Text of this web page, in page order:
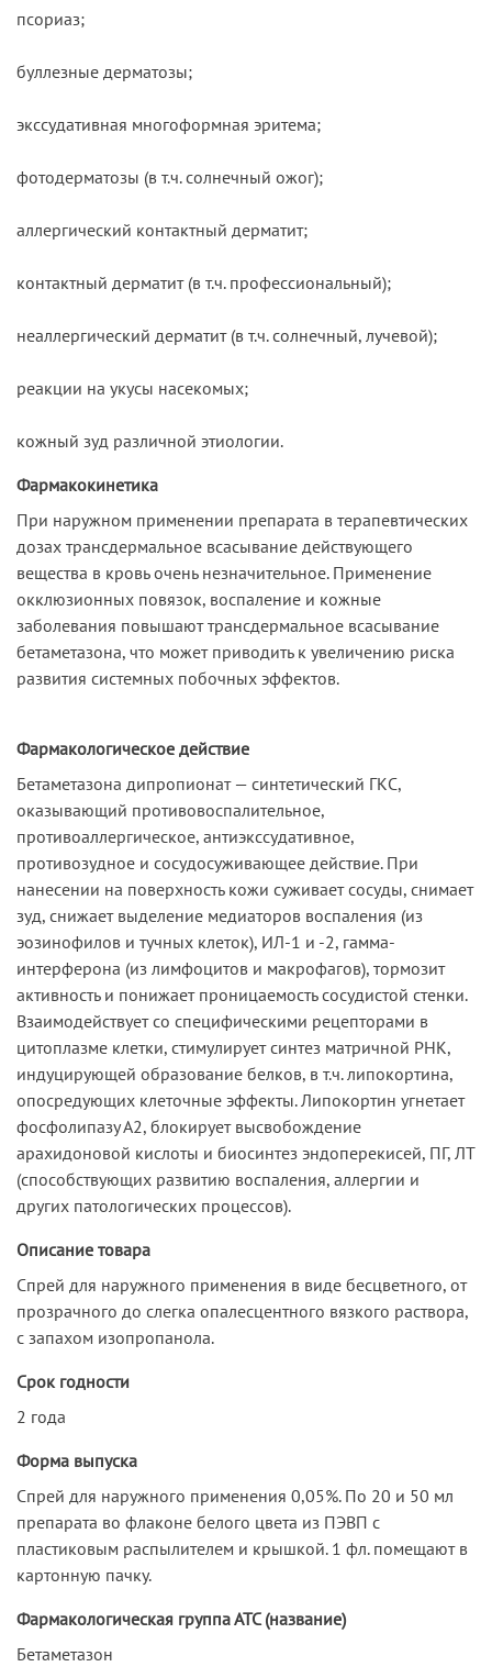
псориаз;
буллезные дерматозы;
экссудативная многоформная эритема;
фотодерматозы (в т.ч. солнечный ожог);
аллергический контактный дерматит;
контактный дерматит (в т.ч. профессиональный);
неаллергический дерматит (в т.ч. солнечный, лучевой);
реакции на укусы насекомых;
кожный зуд различной этиологии.
Фармакокинетика
При наружном применении препарата в терапевтических
дозах трансдермальное всасывание действующего
вещества в кровь очень незначительное. Применение
окклюзионных повязок, воспаление и кожные
заболевания повышают трансдермальное всасывание
бетаметазона, что может приводить к увеличению риска
развития системных побочных эффектов.
Фармакологическое действие
Бетаметазона дипропионат — синтетический ГКС,
оказывающий противовоспалительное,
противоаллергическое, антиэкссудативное,
противозудное и сосудосуживающее действие. При
нанесении на поверхность кожи суживает сосуды, снимает
зуд, снижает выделение медиаторов воспаления (из
эозинофилов и тучных клеток), ИЛ-1 и -2, гамма-
интерферона (из лимфоцитов и макрофагов), тормозит
активность и понижает проницаемость сосудистой стенки.
Взаимодействует со специфическими рецепторами в
цитоплазме клетки, стимулирует синтез матричной РНК,
индуцирующей образование белков, в т.ч. липокортина,
опосредующих клеточные эффекты. Липокортин угнетает
фосфолипазу А2, блокирует высвобождение
арахидоновой кислоты и биосинтез эндоперекисей, ПГ, ЛТ
(способствующих развитию воспаления, аллергии и
других патологических процессов).
Описание товара
Спрей для наружного применения в виде бесцветного, от
прозрачного до слегка опалесцентного вязкого раствора,
с запахом изопропанола.
Срок годности
2 года
Форма выпуска
Спрей для наружного применения 0,05%. По 20 и 50 мл
препарата во флаконе белого цвета из ПЭВП с
пластиковым распылителем и крышкой. 1 фл. помещают в
картонную пачку.
Фармакологическая группа АТС (название)
Бетаметазон